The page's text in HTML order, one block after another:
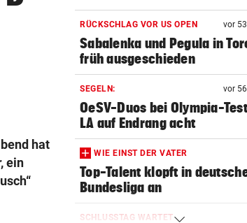
hat
ein
RÜCKSCHLAG VOR US OPEN vor
Sabalenka und Pegula in
früh ausgeschieden
SEGELN: vor
OeSV-Duos bei Olympia-
LA auf Endrang acht
WIE EINST DER VATER
Top-Talent klopft in
Bundesliga an
SCHLUSSTAG WARTET